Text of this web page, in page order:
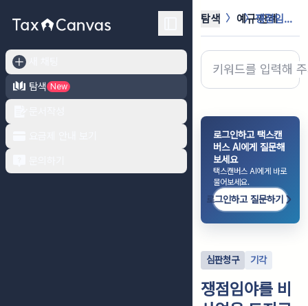
탐색
New
탐색 예규·판례 쟁점임야를 비사업용 토지로 보아 실지...
로그인하고 택스캔
버스 AI에게 질문해
보세요
택스캔버스 AI에게 바로
물어보세요.
로그인하고 질문하기
심판청구 기각
쟁점임야를 비